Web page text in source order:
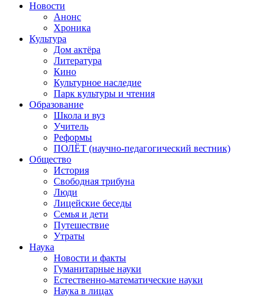
Новости
Анонс
Хроника
Культура
Дом актёра
Литература
Кино
Культурное наследие
Парк культуры и чтения
Образование
Школа и вуз
Учитель
Реформы
ПОЛЁТ (научно-педагогический вестник)
Общество
История
Свободная трибуна
Люди
Лицейские беседы
Семья и дети
Путешествие
Утраты
Наука
Новости и факты
Гуманитарные науки
Естественно-математические науки
Наука в лицах